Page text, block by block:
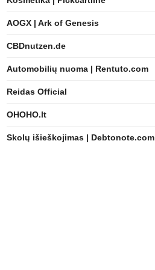
AOGX | Ark of Genesis
CBDnutzen.de
Automobilių nuoma | Rentuto.com
Reidas Official
OHOHO.lt
Skolų išieškojimas | Debtonote.com